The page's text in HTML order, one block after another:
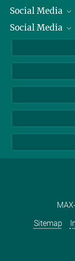
Präsident
Zahlen und Fakten
Meldestelle
Social Media
Bluesky
TikTok
Social Media
Instagram
YouTube
Sitemap